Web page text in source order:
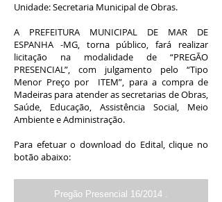
Unidade: Secretaria Municipal de Obras.
A PREFEITURA MUNICIPAL DE MAR DE
ESPANHA -MG, torna público, fará realizar
licitação na modalidade de “PREGÃO
PRESENCIAL”, com julgamento pelo “Tipo
Menor Preço por ITEM”, para a compra de
Madeiras para atender as secretarias de Obras,
Saúde, Educação, Assistência Social, Meio
Ambiente e Administração.
Para efetuar o download do Edital, clique no
botão abaixo:
Pregão Presencial 16/2014 .